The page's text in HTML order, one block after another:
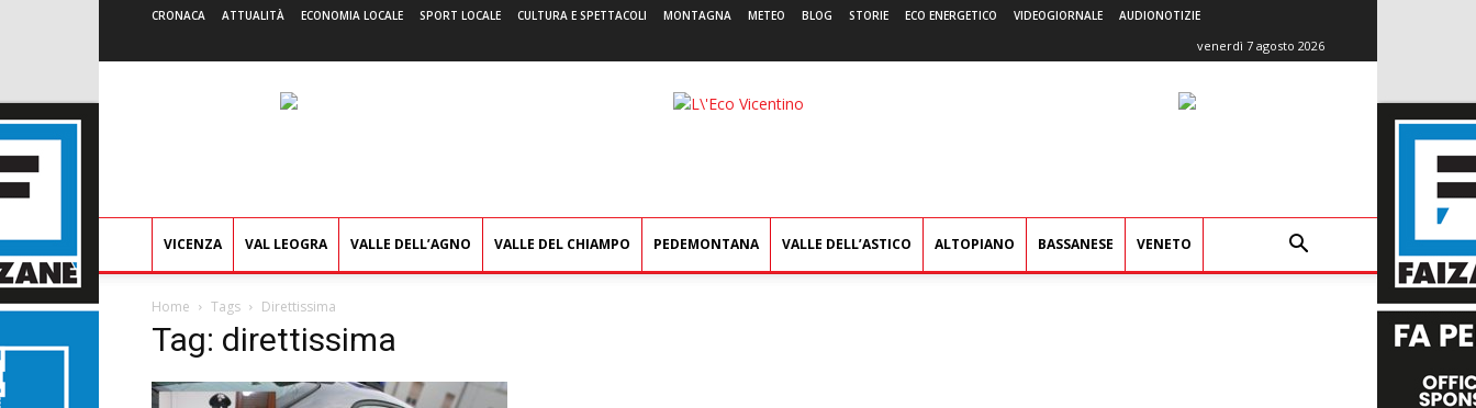
CRONACA ATTUALITÀ ECONOMIA LOCALE SPORT LOCALE CULTURA E SPETTACOLI MONTAGNA METEO BLOG STORIE ECO ENERGETICO VIDEOGIORNALE AUDIONOTIZIE
venerdì 7 agosto 2026
L'Eco
VICENZA VAL LEOGRA VALLE DELL’AGNO VALLE DEL CHIAMPO PEDEMONTANA VALLE DELL’ASTICO ALTOPIANO BASSANESE VENETO
Home Tags Direttissima
Tag: direttissima